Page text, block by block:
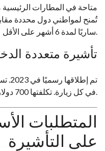
متاحة في المطارات
3. تأشيرة متعددة الدخول
المتطلبات
على التأشيرة